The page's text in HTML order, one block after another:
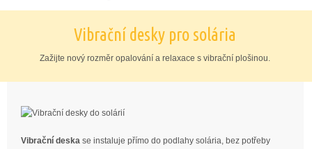
Vibrační desky pro solária
Zažijte nový rozměr opalování a relaxace s vibrační plošinou.
Vibrační deska se instaluje přímo do podlahy solária, bez potřeby